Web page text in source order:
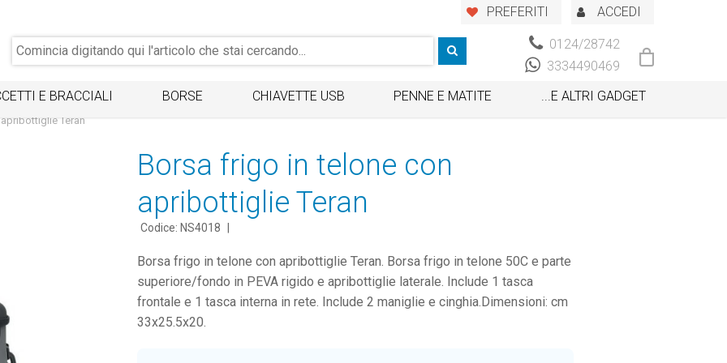
PREFERITI ACCEDI
0124/28742
3334490469
E BRACCIALI BORSE CHIAVETTE USB PENNE E MATITE ...E ALTRI GADGET
Teran
Borsa frigo in telone con
apribottiglie Teran
Codice: NS4018
Borsa frigo in telone con apribottiglie Teran. Borsa frigo in telone 50C e parte
superiore/fondo in PEVA rigido e apribottiglie laterale. Include 1 tasca
frontale e 1 tasca interna in rete. Include 2 maniglie e cinghia.Dimensioni: cm
33x25.5x20.